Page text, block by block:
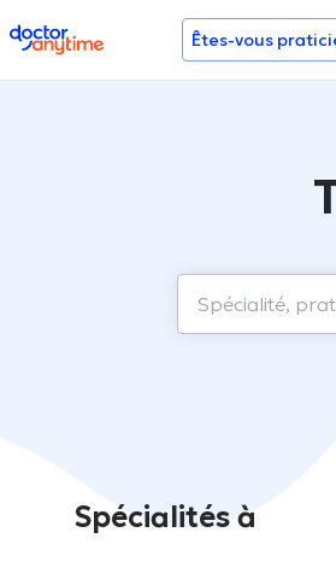
doctoranytime Êtes-vous
Spécialités à